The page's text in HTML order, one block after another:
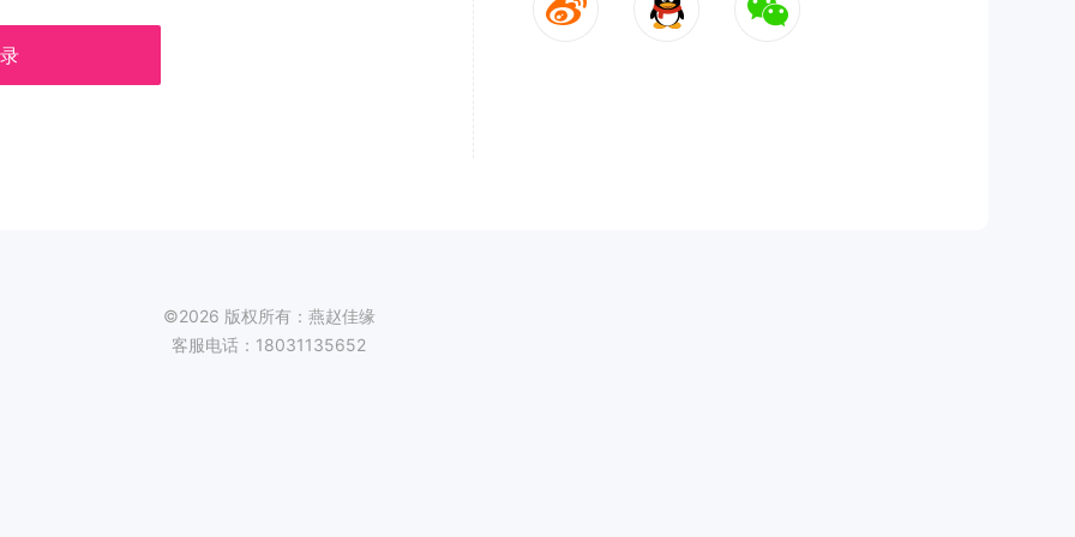
©2026 版权所有：燕赵佳缘
客服电话：18031135652